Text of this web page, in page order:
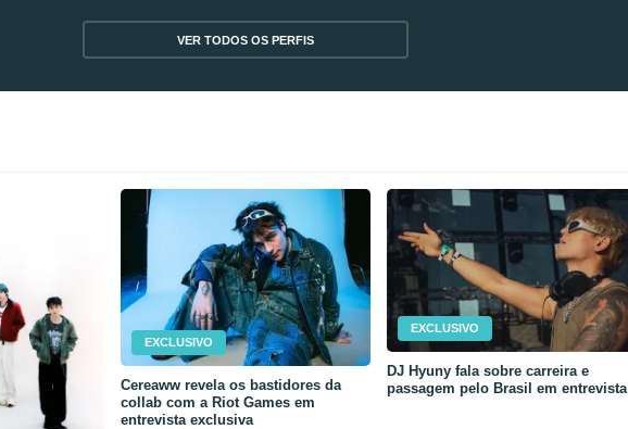
VER TODOS OS PERFIS
EXCLUSIVO
Cereaww revela os bastidores da
collab com a Riot Games em
entrevista exclusiva
EXCLUSIVO
DJ Hyuny fala sobre carreira e
passagem pelo Brasil em entrevista